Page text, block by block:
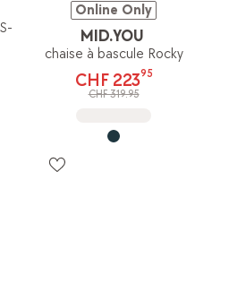
Online Only
MID.YOU
chaise à bascule Rocky
CHF 22395
CHF 319.95